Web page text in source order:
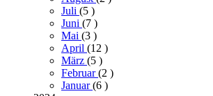
Juli (5 )
Juni (7 )
Mai (3 )
April (12 )
März (5 )
Februar(2 )
Januar(6 )